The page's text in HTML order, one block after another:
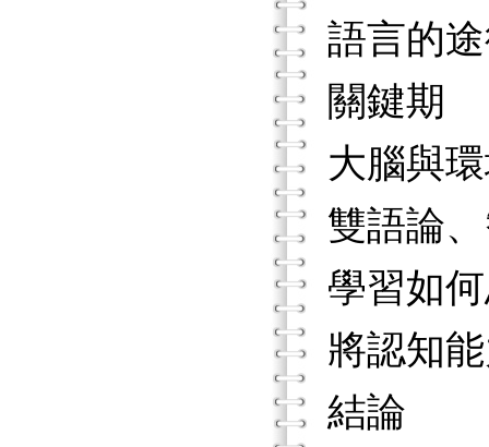
語言的
關鍵期
大腦與
雙語論
學習如
將認知
結論